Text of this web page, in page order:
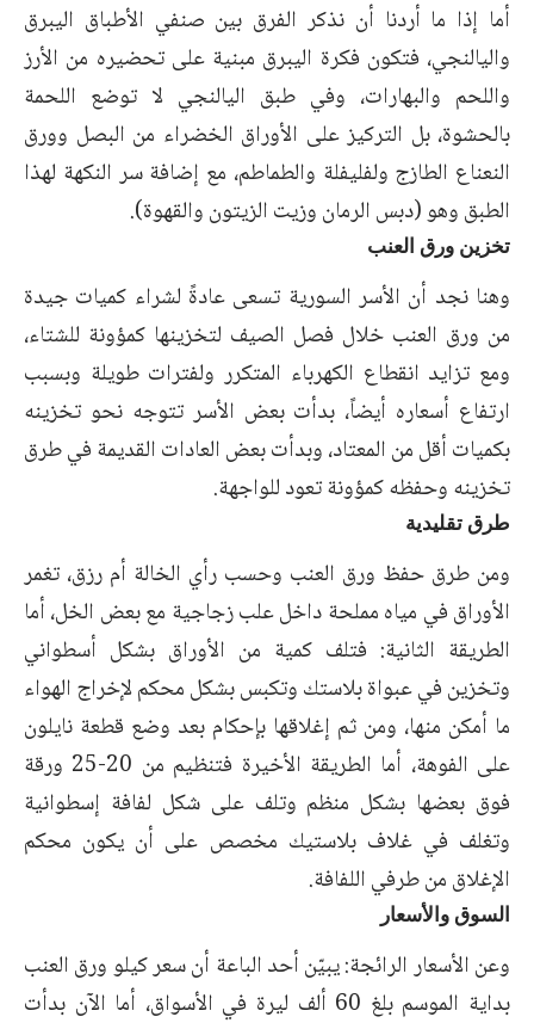
أما إذا ما أردنا أن نذكر الفرق بين صنفي الأطباق اليبرق
واليالنجي، فتكون فكرة اليبرق مبنية على تحضيره من الأرز
واللحم والبهارات، وفي طبق اليالنجي لا توضع اللحمة
بالحشوة، بل التركيز على الأوراق الخضراء من البصل وورق
النعناع الطازج ولفليفلة والطماطم، مع إضافة سر النكهة لهذا
الطبق وهو (دبس الرمان وزيت الزيتون والقهوة).
تخزين ورق العنب
وهنا نجد أن الأسر السورية تسعى عادةً لشراء كميات جيدة
من ورق العنب خلال فصل الصيف لتخزينها كمؤونة للشتاء،
ومع تزايد انقطاع الكهرباء المتكرر ولفترات طويلة وبسبب
ارتفاع أسعاره أيضاً، بدأت بعض الأسر تتوجه نحو تخزينه
بكميات أقل من المعتاد، وبدأت بعض العادات القديمة في طرق
تخزينه وحفظه كمؤونة تعود للواجهة.
طرق تقليدية
ومن طرق حفظ ورق العنب وحسب رأي الخالة أم رزق، تغمر
الأوراق في مياه مملحة داخل علب زجاجية مع بعض الخل، أما
الطريقة الثانية: فتلف كمية من الأوراق بشكل أسطواني
وتخزين في عبواة بلاستك وتكبس بشكل محكم لإخراج الهواء
ما أمكن منها، ومن ثم إغلاقها بإحكام بعد وضع قطعة نايلون
على الفوهة، أما الطريقة الأخيرة فتنظيم من 20-25 ورقة
فوق بعضها بشكل منظم وتلف على شكل لفافة إسطوانية
وتغلف في غلاف بلاستيك مخصص على أن يكون محكم
الإغلاق من طرفي اللفافة.
السوق والأسعار
وعن الأسعار الرائجة: يبيّن أحد الباعة أن سعر كيلو ورق العنب
بداية الموسم بلغ 60 ألف ليرة في الأسواق، أما الآن بدأت